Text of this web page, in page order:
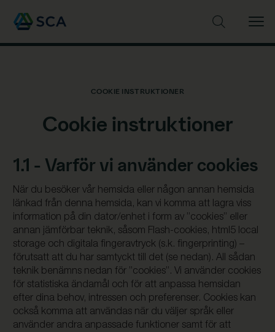
COOKIE INSTRUKTIONER
Cookie instruktioner
1.1 - Varför vi använder cookies
När du besöker vår hemsida eller någon annan hemsida
länkad från denna hemsida, kan vi komma att lagra viss
information på din dator/enhet i form av ”cookies” eller
annan jämförbar teknik, såsom Flash-cookies, html5 local
storage och digitala fingeravtryck (s.k. fingerprinting) –
förutsatt att du har samtyckt till det (se nedan). All sådan
teknik benämns nedan för ”cookies”. Vi använder cookies
för statistiska ändamål och för att anpassa hemsidan
efter dina behov, intressen och preferenser. Cookies kan
också komma att användas när du väljer språk eller
använder andra anpassade funktioner samt för att